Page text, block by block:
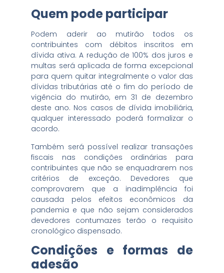
Quem pode participar
Podem aderir ao mutirão todos os
contribuintes com débitos inscritos em
dívida ativa. A redução de 100% dos juros e
multas será aplicada de forma excepcional
para quem quitar integralmente o valor das
dívidas tributárias até o fim do período de
vigência do mutirão, em 31 de dezembro
deste ano. Nos casos de dívida imobiliária,
qualquer interessado poderá formalizar o
acordo.
Também será possível realizar transações
fiscais nas condições ordinárias para
contribuintes que não se enquadrarem nos
critérios de exceção. Devedores que
comprovarem que a inadimplência foi
causada pelos efeitos econômicos da
pandemia e que não sejam considerados
devedores contumazes terão o requisito
cronológico dispensado.
Condições e formas de
adesão